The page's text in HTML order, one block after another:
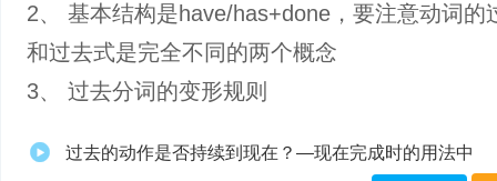
2、 基本结构是have/has+done，要注意动词的
和过去式是完全不同的两个概念
3、 过去分词的变形规则
过去的动作是否持续到现在？—现在完成时的用法中